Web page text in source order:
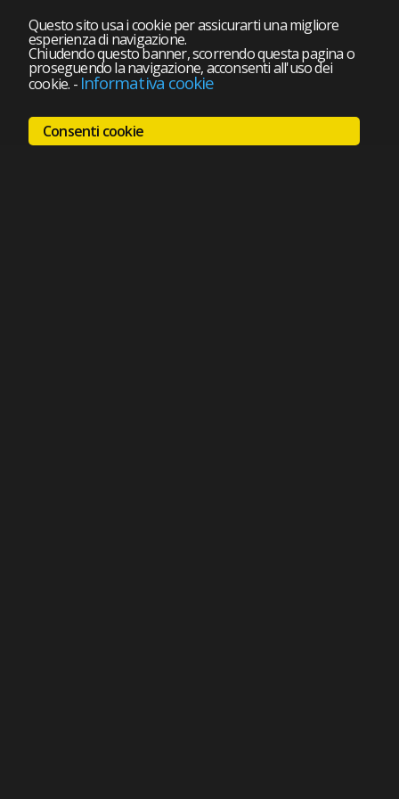
Questo sito usa i cookie per assicurarti una migliore
esperienza di navigazione.
Chiudendo questo banner, scorrendo questa pagina o
proseguendo la navigazione, acconsenti all'uso dei
cookie. - Informativa cookie
Consenti cookie